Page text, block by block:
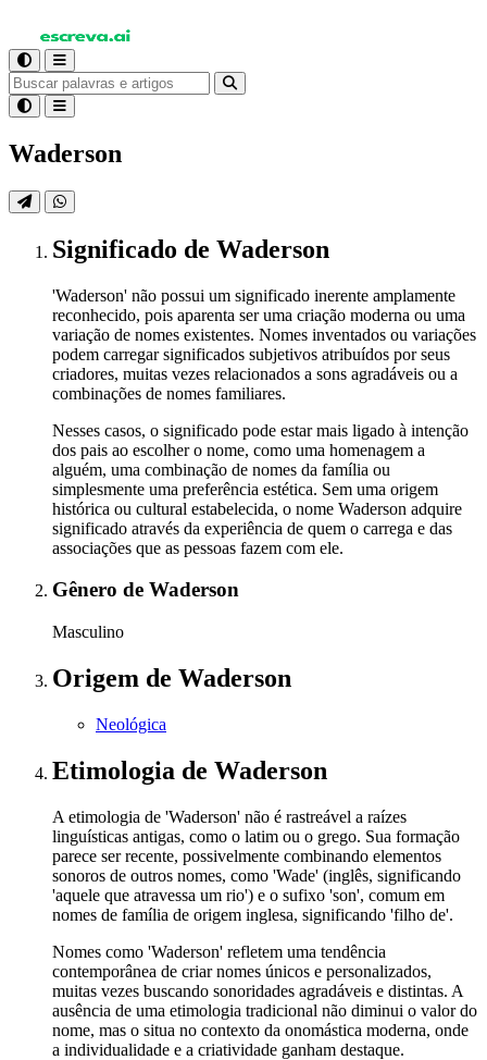
Waderson
Significado de Waderson
'Waderson' não possui um significado inerente amplamente
reconhecido, pois aparenta ser uma criação moderna ou uma
variação de nomes existentes. Nomes inventados ou variações
podem carregar significados subjetivos atribuídos por seus
criadores, muitas vezes relacionados a sons agradáveis ou a
combinações de nomes familiares.
Nesses casos, o significado pode estar mais ligado à intenção
dos pais ao escolher o nome, como uma homenagem a
alguém, uma combinação de nomes da família ou
simplesmente uma preferência estética. Sem uma origem
histórica ou cultural estabelecida, o nome Waderson adquire
significado através da experiência de quem o carrega e das
associações que as pessoas fazem com ele.
Gênero de Waderson
Masculino
Origem de Waderson
Neológica
Etimologia de Waderson
A etimologia de 'Waderson' não é rastreável a raízes
linguísticas antigas, como o latim ou o grego. Sua formação
parece ser recente, possivelmente combinando elementos
sonoros de outros nomes, como 'Wade' (inglês, significando
'aquele que atravessa um rio') e o sufixo 'son', comum em
nomes de família de origem inglesa, significando 'filho de'.
Nomes como 'Waderson' refletem uma tendência
contemporânea de criar nomes únicos e personalizados,
muitas vezes buscando sonoridades agradáveis e distintas. A
ausência de uma etimologia tradicional não diminui o valor do
nome, mas o situa no contexto da onomástica moderna, onde
a individualidade e a criatividade ganham destaque.